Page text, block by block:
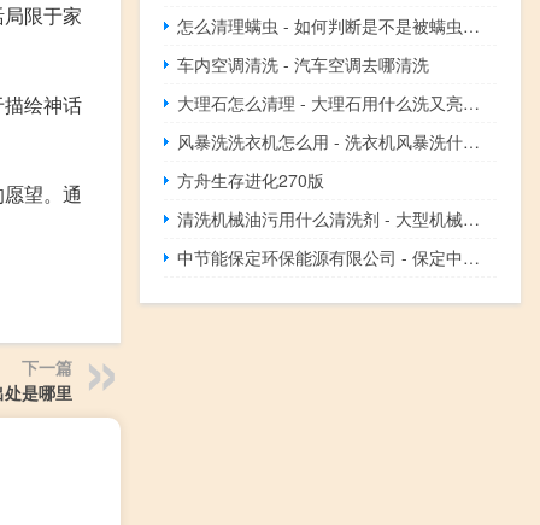
限于家
绘神话
望。通
下一篇
处是哪里
怎么清理螨虫 - 如何判断是不是被螨虫咬了
车内空调清洗 - 汽车空调去哪清洗
大理石怎么清理 - 大理石用什么洗又亮又干净
风暴洗洗衣机怎么用 - 洗衣机风暴洗什么意思
方舟生存进化270版
清洗机械油污用什么清洗剂 - 大型机械油污的清洗方式
中节能保定环保能源有限公司 - 保定中节能清苑垃圾电厂电话